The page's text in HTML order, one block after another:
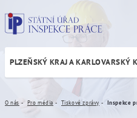
Inspekce
PLZEŇSKÝ KRAJ A KARLOVARSKÝ
O nás Pro média Tiskové zprávy